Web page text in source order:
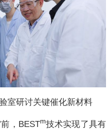
室研讨关键催化新材料
，BESTm技术实现了具有